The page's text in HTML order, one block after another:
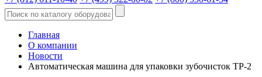
Главная
О компании
Новости
Автоматическая машина для упаковки зубочисток TP-2